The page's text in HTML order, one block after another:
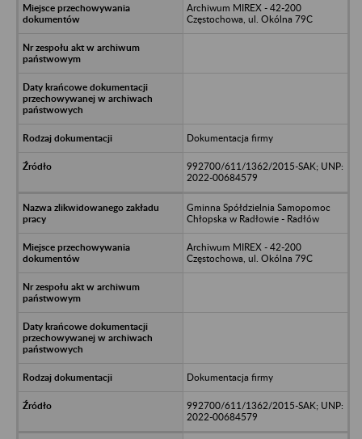
Archiwum MIREX - 42-200
Częstochowa, ul. Okólna 79C
Dokumentacja firmy
992700/611/1362/2015-SAK; UNP:
2022-00684579
Gminna Spółdzielnia Samopomoc
Chłopska w Radłowie - Radłów
Archiwum MIREX - 42-200
Częstochowa, ul. Okólna 79C
Dokumentacja firmy
992700/611/1362/2015-SAK; UNP:
2022-00684579